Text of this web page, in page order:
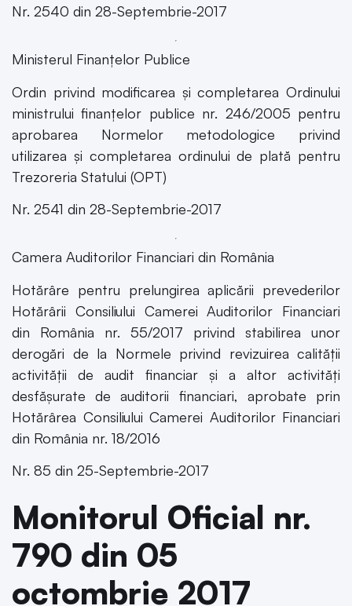
Nr. 2540 din 28-Septembrie-2017
Ministerul Finanțelor Publice
Ordin privind modificarea și completarea Ordinului
ministrului finanțelor publice nr. 246/2005 pentru
aprobarea Normelor metodologice privind
utilizarea și completarea ordinului de plată pentru
Trezoreria Statului (OPT)
Nr. 2541 din 28-Septembrie-2017
Camera Auditorilor Financiari din România
Hotărâre pentru prelungirea aplicării prevederilor
Hotărârii Consiliului Camerei Auditorilor Financiari
din România nr. 55/2017 privind stabilirea unor
derogări de la Normele privind revizuirea calității
activității de audit financiar și a altor activități
desfășurate de auditorii financiari, aprobate prin
Hotărârea Consiliului Camerei Auditorilor Financiari
din România nr. 18/2016
Nr. 85 din 25-Septembrie-2017
Monitorul Oficial nr.
790 din 05
octombrie 2017